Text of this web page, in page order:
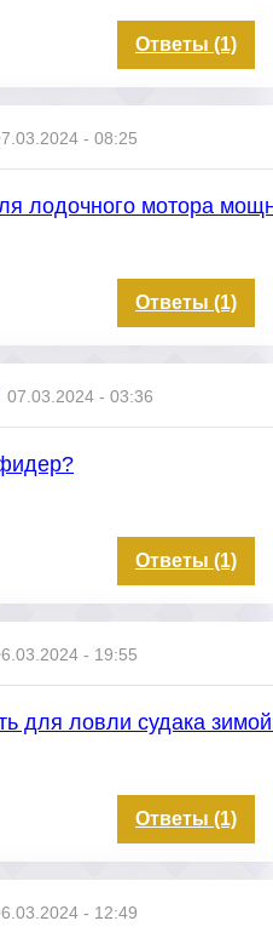
Ответы (1)
- 08:25
лодочного мотора
Ответы (1)
07.03.2024 - 03:36
Ответы (1)
- 19:55
для ловли судака
Ответы (1)
- 12:49